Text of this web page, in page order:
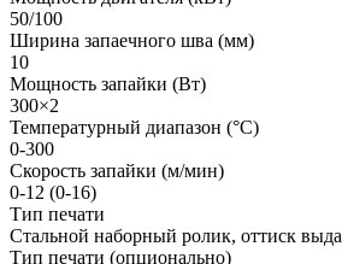
50/100
Ширина запаечного шва (мм)
10
Мощность запайки (Вт)
300×2
Температурный диапазон (°С)
0-300
Скорость запайки (м/мин)
0-12 (0-16)
Тип печати
Стальной наборный ролик, оттиск
Тип печати (опционально)